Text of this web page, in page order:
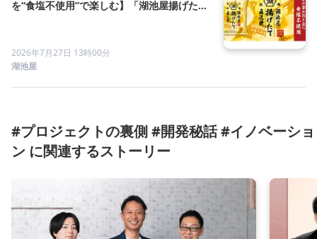
を“食塩不使用”で楽しむ】「湖池屋揚げたて
2026年7月27日 13時00分
湖池屋
#プロジェクトの裏側 #開発秘話 #イノベーショ
ン に関連するストーリー